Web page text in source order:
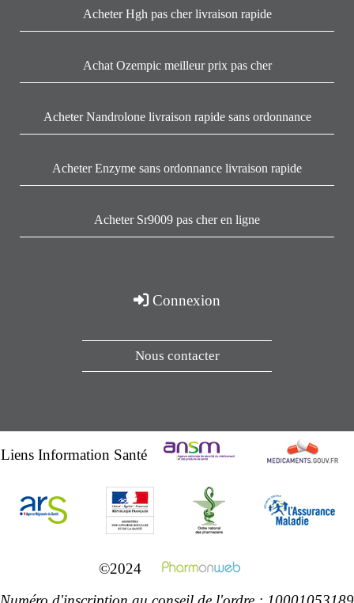
Acheter Hgh pas cher livraison rapide
Achat Ozempic meilleur prix pas cher
Acheter Nandrolone livraison rapide sans ordonnance
Acheter Enzyme sans ordonnance livraison rapide
Acheter Sr9009 pas cher en ligne
Connexion
Nous contacter
Liens Information Santé
©2024